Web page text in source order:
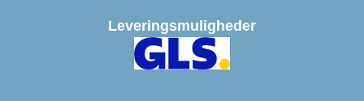
Leveringsmuligheder